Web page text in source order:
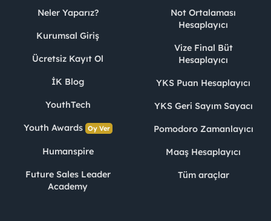
Neler Yaparız?
Kurumsal Giriş
Ücretsiz Kayıt Ol
İK Blog
YouthTech
Youth Awards Oy Ver
Humanspire
Future Sales Leader
Academy
Not Ortalaması
Hesaplayıcı
Vize Final Büt
Hesaplayıcı
YKS Puan Hesaplayıcı
YKS Geri Sayım Sayacı
Pomodoro Zamanlayıcı
Maaş Hesaplayıcı
Tüm araçlar